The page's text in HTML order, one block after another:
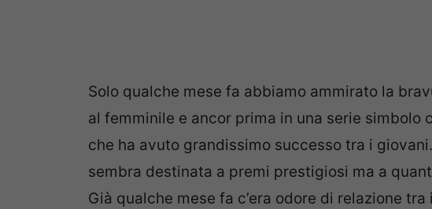
Solo qualche mese fa abbiamo ammirato la
al femminile e ancor prima in una serie simbolo
che ha avuto grandissimo successo tra i
sembra destinata a premi prestigiosi ma a
Già qualche mese fa c’era odore di relazione